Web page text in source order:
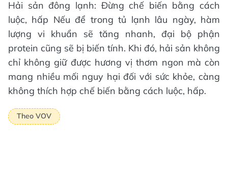
Hải sản đông lạnh: Đừng chế biến bằng cách
luộc, hấp Nếu để trong tủ lạnh lâu ngày, hàm
lượng vi khuẩn sẽ tăng nhanh, đại bộ phận
protein cũng sẽ bị biến tính. Khi đó, hải sản không
chỉ không giữ được hương vị thơm ngon mà còn
mang nhiều mối nguy hại đối với sức khỏe, càng
không thích hợp chế biến bằng cách luộc, hấp.
Theo VOV